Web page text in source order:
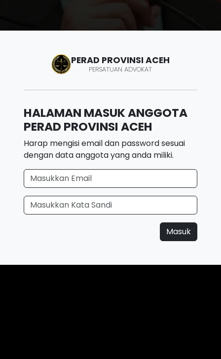
PERAD PROVINSI ACEH
PERSATUAN ADVOKAT
HALAMAN MASUK ANGGOTA
PERAD PROVINSI ACEH
Harap mengisi email dan password sesuai
dengan data anggota yang anda miliki.